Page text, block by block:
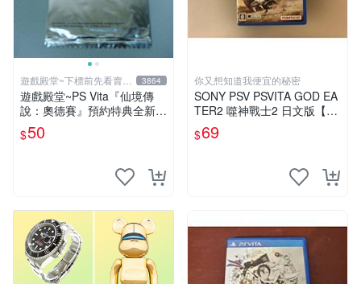
遊戲殿堂~下標前先看賣場
關於我
3864
遊戲殿堂~PS Vita『仙境傳
說：奧德賽』預約特典全新未
使用(不含遊戲片喔)
$50
你又想知道我便宜的秘密
SONY PSV PSVITA GOD EA
TER2 噬神戰士2 日文版【下
標前請先詢問】G14459
$69